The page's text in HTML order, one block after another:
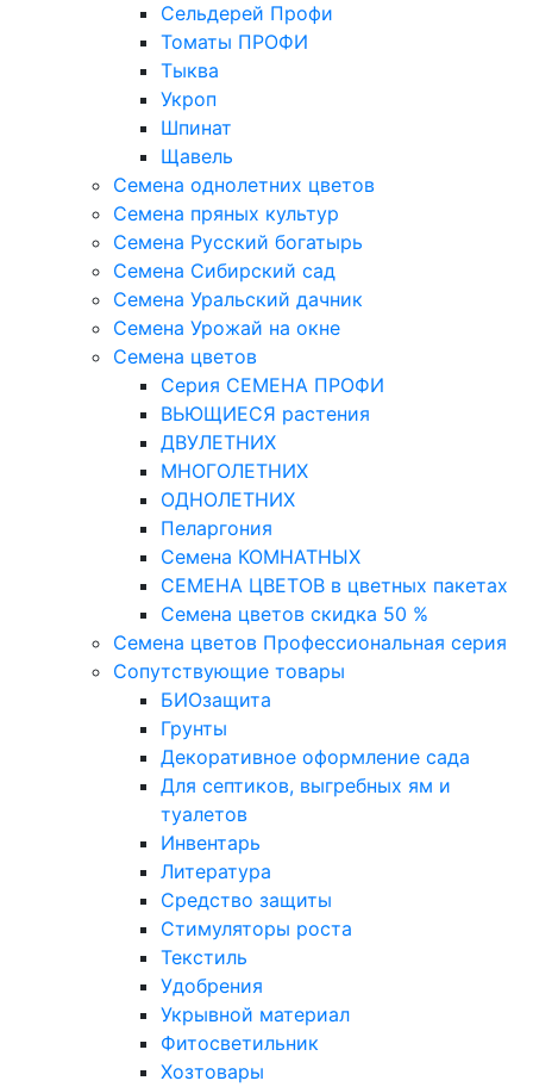
Сельдерей Профи
Томаты ПРОФИ
Тыква
Укроп
Шпинат
Щавель
Семена однолетних цветов
Семена пряных культур
Семена Русский богатырь
Семена Сибирский сад
Семена Уральский дачник
Семена Урожай на окне
Семена цветов
Cерия CЕМЕНА ПРОФИ
ВЬЮЩИЕСЯ растения
ДВУЛЕТНИХ
МНОГОЛЕТНИХ
ОДНОЛЕТНИХ
Пеларгония
Семена КОМНАТНЫХ
СЕМЕНА ЦВЕТОВ в цветных пакетах
Семена цветов скидка 50 %
Семена цветов Профессиональная серия
Сопутствующие товары
БИОзащита
Грунты
Декоративное оформление сада
Для септиков, выгребных ям и
туалетов
Инвентарь
Литература
Средство защиты
Стимуляторы роста
Текстиль
Удобрения
Укрывной материал
Фитосветильник
Хозтовары